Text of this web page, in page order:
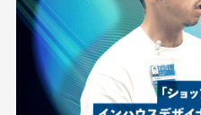
SECCON Selenium
splunk SRE
TypeScript UI/UX
VS Code XSS